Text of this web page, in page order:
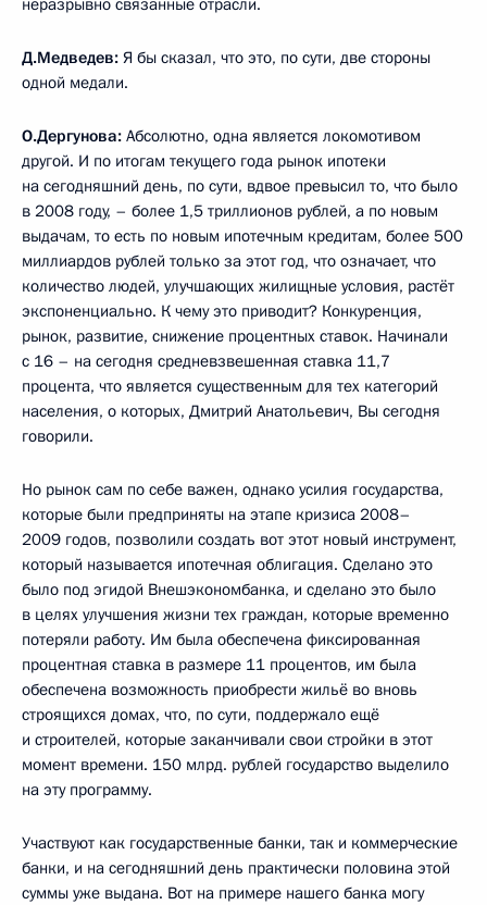
Д.Медведев: Я бы сказал, что это, по сути, две стороны
одной медали.
О.Дергунова: Абсолютно, одна является локомотивом
другой. И по итогам текущего года рынок ипотеки
на сегодняшний день, по сути, вдвое превысил то, что было
в 2008 году, – более 1,5 триллионов рублей, а по новым
выдачам, то есть по новым ипотечным кредитам, более 500
миллиардов рублей только за этот год, что означает, что
количество людей, улучшающих жилищные условия, растёт
экспоненциально. К чему это приводит? Конкуренция,
рынок, развитие, снижение процентных ставок. Начинали
с 16 – на сегодня средневзвешенная ставка 11,7
процента, что является существенным для тех категорий
населения, о которых, Дмитрий Анатольевич, Вы сегодня
говорили.
Но рынок сам по себе важен, однако усилия государства,
которые были предприняты на этапе кризиса 2008–
2009 годов, позволили создать вот этот новый инструмент,
который называется ипотечная облигация. Сделано это
было под эгидой Внешэкономбанка, и сделано это было
в целях улучшения жизни тех граждан, которые временно
потеряли работу. Им была обеспечена фиксированная
процентная ставка в размере 11 процентов, им была
обеспечена возможность приобрести жильё во вновь
строящихся домах, что, по сути, поддержало ещё
и строителей, которые заканчивали свои стройки в этот
момент времени. 150 млрд. рублей государство выделило
на эту программу.
Участвуют как государственные банки, так и коммерческие
банки, и на сегодняшний день практически половина этой
суммы уже выдана. Вот на примере нашего банка могу